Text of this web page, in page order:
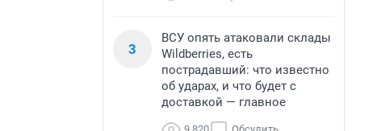
3
ВСУ опять атаковали склады
Wildberries, есть
пострадавший: что известно
об ударах, и что будет с
доставкой — главное